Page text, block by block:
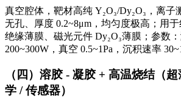
真空腔体，靶材高纯 Y₂O₃/Dy₂O₃，离
无孔、厚度 0.2~8μm，均匀度极高；用
绝缘薄膜、磁光元件 Dy₂O₃薄膜；参数
200~300W，真空 0.5~1Pa，沉积速率
（四）溶胶 - 凝胶 + 高温烧结（
学 / 传感器）